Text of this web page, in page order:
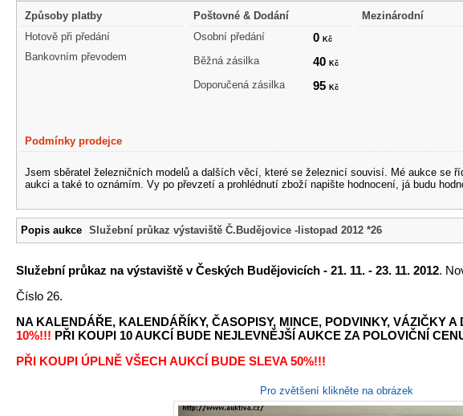
Způsoby platby
Hotově při předání
Bankovním převodem
Poštovné & Dodání
Osobní předání
0Kč
Běžná zásilka 40Kč
Doporučená zásilka 95Kč
Mezinárodní
Podmínky prodejce
Jsem sběratel železničních modelů a dalších věcí, které se železnicí souvisí. Mé aukce se
aukci a také to oznámím. Vy po převzetí a prohlédnutí zboží napište hodnocení, já budu
Popis aukce Služební průkaz výstaviště Č.Budějovice -listopad 2012 *26
Služební průkaz na výstaviště v Českých Budějovicích - 21. 11. - 23. 11. 2012.
Číslo 26.
NA KALENDÁŘE, KALENDÁŘÍKY, ČASOPISY, MINCE, PODVINKY, VÁZIČKY
10%!!! PŘI KOUPI 10 AUKCÍ BUDE NEJLEVNĚJŠÍ AUKCE ZA POLOVIČNÍ
PŘI KOUPI ÚPLNĚ VŠECH AUKCÍ BUDE SLEVA 50%!!!
Pro zvětšení klikněte na obrázek